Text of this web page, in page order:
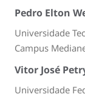
Pedro Elton
Universidade
Campus
Vitor José
Universidade